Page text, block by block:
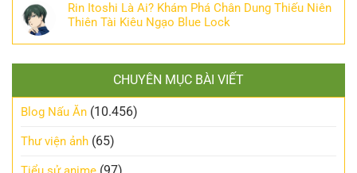
Rin Itoshi Là Ai? Khám Phá Chân Dung Thiếu Niên
Thiên Tài Kiêu Ngạo Blue Lock
CHUYÊN MỤC BÀI VIẾT
Blog Nấu Ăn (10.456)
Thư viện ảnh (65)